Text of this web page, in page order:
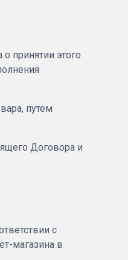
принятии этого
путем
Договора и
с
магазина в